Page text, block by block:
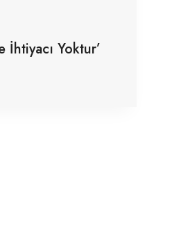
İhtiyacı Yoktur’